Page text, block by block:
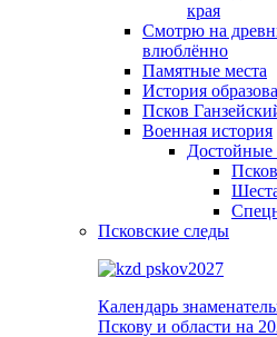
края
Смотрю на
влюблённо
Памятные места
История
Псков
Военная история
Достойные
Псковские следы
Календарь
Пскову и области на